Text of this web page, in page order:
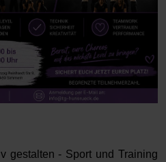
gestalten - Sport und Training